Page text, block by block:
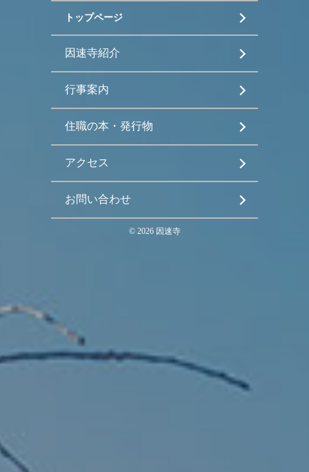
トップページ
因速寺紹介
行事案内
住職の本・発行物
アクセス
お問い合わせ
© 2026因速寺